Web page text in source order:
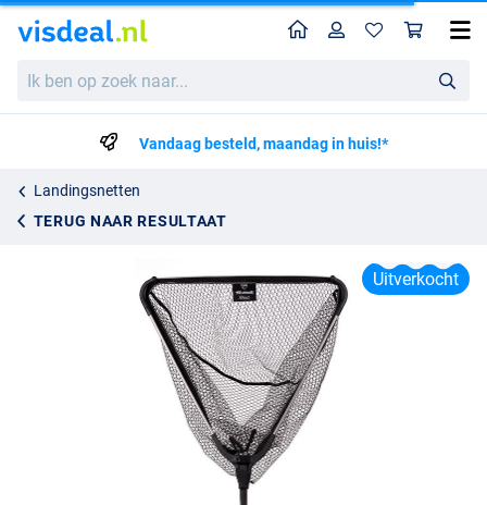
ben
HomeProfiel
Vandaag besteld, maandag in huis!*
Landingsnetten
TERUG NAAR RESULTAAT
Fox Rage Warrior Net Rubber Mesh
30.99
Uitverkocht